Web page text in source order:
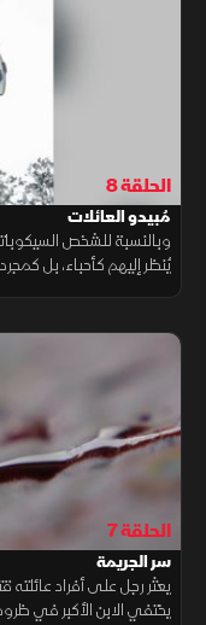
الحلقة 8
مُبيدو العائلات
وبالنسبة للشخص
يُنظر إليهم كأحباء، بل
الحلقة 7
سر الجريمة
يعثر رجل على أفراد عائلته
يختفي الابن الأكبر في